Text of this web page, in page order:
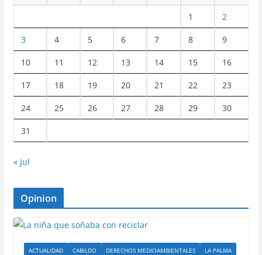
1 2
3 4 5 6 7 8 9
10 11 12 13 14 15 16
17 18 19 20 21 22 23
24 25 26 27 28 29 30
31
« Jul
Opinion
ACTUALIDAD CABILDO DERECHOS MEDIOAMBIENTALES
LA PALMA